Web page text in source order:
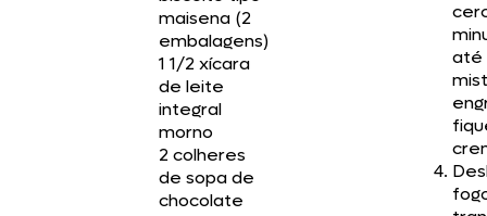
maisena (2
embalagens)
1 1/2 xícara
de leite
integral
morno
2 colheres
de sopa de
chocolate
até